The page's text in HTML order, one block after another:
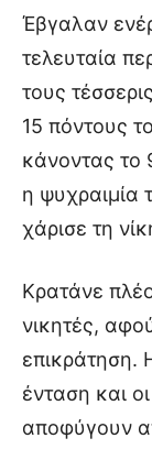
Έβγαλαν
τελευταία
τους
15 πόντους
κάνοντας το
η ψυχραιμία
χάρισε τη
Κρατάνε
νικητές,
επικράτηση.
ένταση και
αποφύγουν